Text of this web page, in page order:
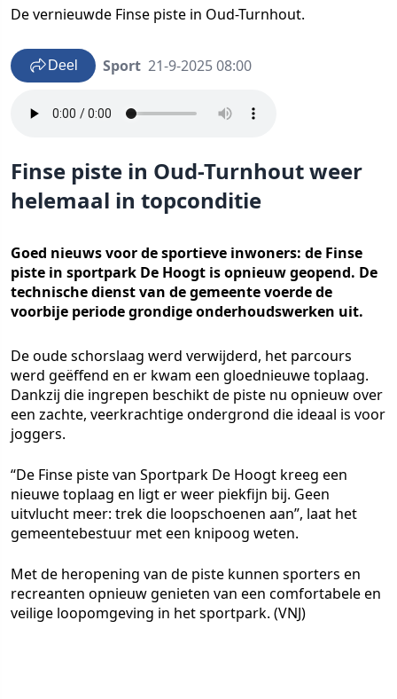
De vernieuwde Finse piste in Oud-Turnhout.
Deel Sport 21-9-2025 08:00
Finse piste in Oud-Turnhout weer
helemaal in topconditie
Goed nieuws voor de sportieve inwoners: de Finse
piste in sportpark De Hoogt is opnieuw geopend. De
technische dienst van de gemeente voerde de
voorbije periode grondige onderhoudswerken uit.
De oude schorslaag werd verwijderd, het parcours
werd geëffend en er kwam een gloednieuwe toplaag.
Dankzij die ingrepen beschikt de piste nu opnieuw over
een zachte, veerkrachtige ondergrond die ideaal is voor
joggers.
“De Finse piste van Sportpark De Hoogt kreeg een
nieuwe toplaag en ligt er weer piekfijn bij. Geen
uitvlucht meer: trek die loopschoenen aan”, laat het
gemeentebestuur met een knipoog weten.
Met de heropening van de piste kunnen sporters en
recreanten opnieuw genieten van een comfortabele en
veilige loopomgeving in het sportpark. (VNJ)